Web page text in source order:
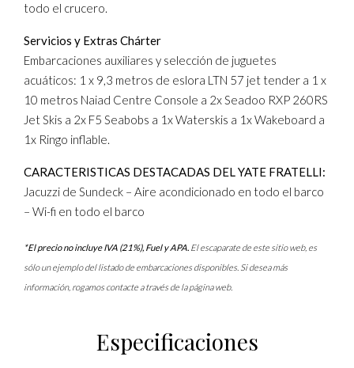
todo el crucero.
Servicios y Extras Chárter
Embarcaciones auxiliares y selección de juguetes
acuáticos: 1 x 9,3 metros de eslora LTN 57 jet tender a 1 x
10 metros Naiad Centre Console a 2x Seadoo RXP 260RS
Jet Skis a 2x F5 Seabobs a 1x Waterskis a 1x Wakeboard a
1x Ringo inflable.
CARACTERISTICAS DESTACADAS DEL YATE FRATELLI:
Jacuzzi de Sundeck – Aire acondicionado en todo el barco
– Wi-fi en todo el barco
*El precio no incluye IVA (21%), Fuel y APA. El escaparate de este sitio web, es
sólo un ejemplo del listado de embarcaciones disponibles. Si desea más
información, rogamos contacte a través de la página web.
Especificaciones